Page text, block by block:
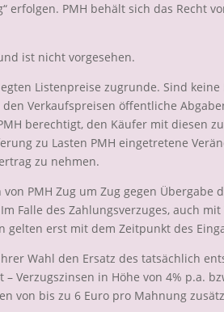
erfolgen. PMH behält sich das Recht
ist nicht vorgesehen.
Listenpreise zugrunde. Sind
Verkaufspreisen öffentliche
berechtigt, den Käufer mit diesen
zu Lasten PMH eingetretene
zu nehmen.
PMH Zug um Zug gegen
Falle des Zahlungsverzuges, auch
erst mit dem Zeitpunkt des
Wahl den Ersatz des tatsächlich
Verzugszinsen in Höhe von 4% p.a.
von bis zu 6 Euro pro Mahnung